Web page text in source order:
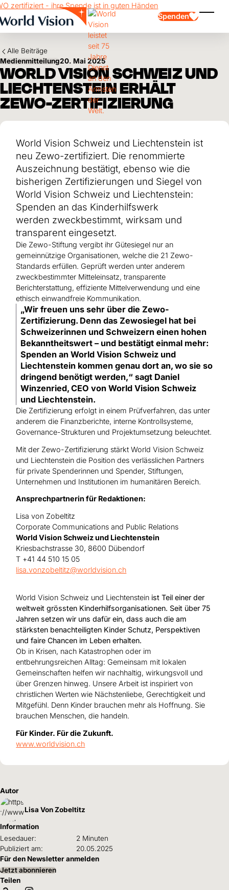
Skip to main content
Spenden
Kinderpatenschaft
Geschenkspende
Patenschaft für Kinder in Not
Thematische Spende
Testament und Legat
Philanthropie
Unternehmenskooperationen
Erdbeben Venezuela
Hilfe für Ukraine
Hilfe für Sudan
Hilfe für Afghanistan
Alle Nothilfe-Projekte
Vision und Werte
Partner
Einsatzgebiete
Wirkung und Erfolge
Mittelverwendung
Jahresbericht und Finanzen
Afrika
Lateinamerika
Naher Osten und Europa
Alle Beiträge
Medienmitteilung20. Mai 2025
WORLD VISION SCHWEIZ UND
LIECHTENSTEIN ERHÄLT
ZEWO-ZERTIFIZIERUNG
World Vision Schweiz und Liechtenstein ist
neu Zewo-zertifiziert. Die renommierte
Auszeichnung bestätigt, ebenso wie die
bisherigen Zertifizierungen und Siegel von
World Vision Schweiz und Liechtenstein:
Spenden an das Kinderhilfswerk
werden zweckbestimmt, wirksam und
transparent eingesetzt.
Die Zewo-Stiftung vergibt ihr Gütesiegel nur an
gemeinnützige Organisationen, welche die 21 Zewo-
Standards erfüllen. Geprüft werden unter anderem
zweckbestimmter Mitteleinsatz, transparente
Berichterstattung, effiziente Mittelverwendung und eine
ethisch einwandfreie Kommunikation.
„Wir freuen uns sehr über die Zewo-
Zertifizierung. Denn das Zewosiegel hat bei
Schweizerinnen und Schweizern einen hohen
Bekanntheitswert – und bestätigt einmal mehr:
Spenden an World Vision Schweiz und
Liechtenstein kommen genau dort an, wo sie so
dringend benötigt werden,“ sagt Daniel
Winzenried, CEO von World Vision Schweiz
und Liechtenstein.
Die Zertifizierung erfolgt in einem Prüfverfahren, das unter
anderem die Finanzberichte, interne Kontrollsysteme,
Governance-Strukturen und Projektumsetzung beleuchtet.
Mit der Zewo-Zertifizierung stärkt World Vision Schweiz
und Liechtenstein die Position des verlässlichen Partners
für private Spenderinnen und Spender, Stiftungen,
Unternehmen und Institutionen im humanitären Bereich.
Ansprechpartnerin für Redaktionen:
Lisa von Zobeltitz
Corporate Communications and Public Relations
World Vision Schweiz und Liechtenstein
Kriesbachstrasse 30, 8600 Dübendorf
T +41 44 510 15 05
lisa.vonzobeltitz@worldvision.ch
World Vision Schweiz und Liechtenstein ist Teil einer der
weltweit grössten Kinderhilfsorganisationen. Seit über 75
Jahren setzen wir uns dafür ein, dass auch die am
stärksten benachteiligten Kinder Schutz, Perspektiven
und faire Chancen im Leben erhalten.
Ob in Krisen, nach Katastrophen oder im
entbehrungsreichen Alltag: Gemeinsam mit lokalen
Gemeinschaften helfen wir nachhaltig, wirkungsvoll und
über Grenzen hinweg. Unsere Arbeit ist inspiriert von
christlichen Werten wie Nächstenliebe, Gerechtigkeit und
Mitgefühl. Denn Kinder brauchen mehr als Hoffnung. Sie
brauchen Menschen, die handeln.
Für Kinder. Für die Zukunft.
www.worldvision.ch
Autor
Lisa Von Zobeltitz
Information
Lesedauer:
2 Minuten
Publiziert am:
20.05.2025
Für den Newsletter anmelden
Jetzt abonnieren
Teilen